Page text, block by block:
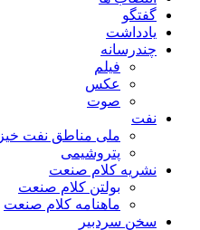
گفتگو
یادداشت
چندرسانه
فیلم
عکس
صوت
نفت
ملی مناطق نفت خیز
پتروشیمی
نشریه کلام صنعت
بولتن کلام صنعت
ماهنامه کلام صنعت
سخن سردبیر